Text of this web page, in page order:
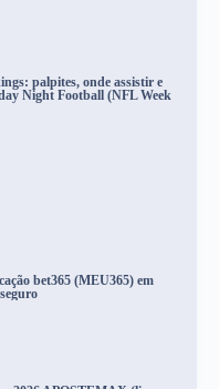
palpites, onde assistir e
Night Football (NFL Week
bet365 (MEU365) em